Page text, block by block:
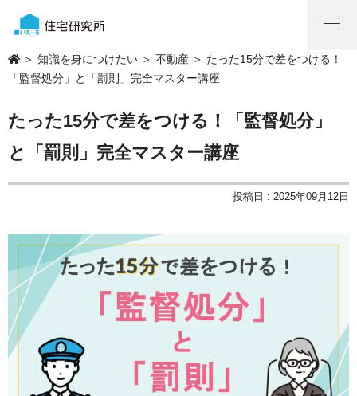
＞ 知識を身につけたい ＞ 不動産 ＞ たった15分で差をつける！
「監督処分」と「罰則」完全マスター講座
たった15分で差をつける！「監督処分」
と「罰則」完全マスター講座
投稿日 : 2025年09月12日